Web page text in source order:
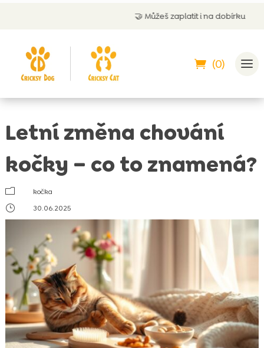
Můžeš zaplatit i na dobírku
(0)
Letní změna chování
kočky – co to znamená?
m
kočka
}
30.06.2025